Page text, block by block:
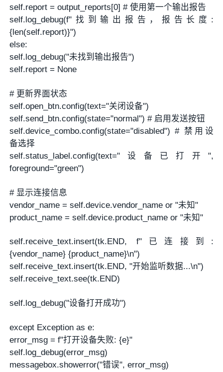
self.report = output_reports[0] # 使用第一个输出报告
self.log_debug(f"找到输出报告，报告长度:
{len(self.report)}")
else:
self.log_debug("未找到输出报告")
self.report = None
# 更新界面状态
self.open_btn.config(text="关闭设备")
self.send_btn.config(state="normal") # 启用发送按钮
self.device_combo.config(state="disabled") # 禁用设
备选择
self.status_label.config(text="设备已打开",
foreground="green")
# 显示连接信息
vendor_name = self.device.vendor_name or "未知"
product_name = self.device.product_name or "未知"
self.receive_text.insert(tk.END, f"已连接到:
{vendor_name} {product_name}\n")
self.receive_text.insert(tk.END, "开始监听数据...\n")
self.receive_text.see(tk.END)
self.log_debug("设备打开成功")
except Exception as e:
error_msg = f"打开设备失败: {e}"
self.log_debug(error_msg)
messagebox.showerror("错误", error_msg)